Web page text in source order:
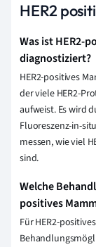
HER2
Was ist HER2-
diagnostiziert?
HER2-positives
der viele HER2-
aufweist. Es wird
Fluoreszenz-in-
messen, wie viel
sind.
Welche
positives
Für HER2-